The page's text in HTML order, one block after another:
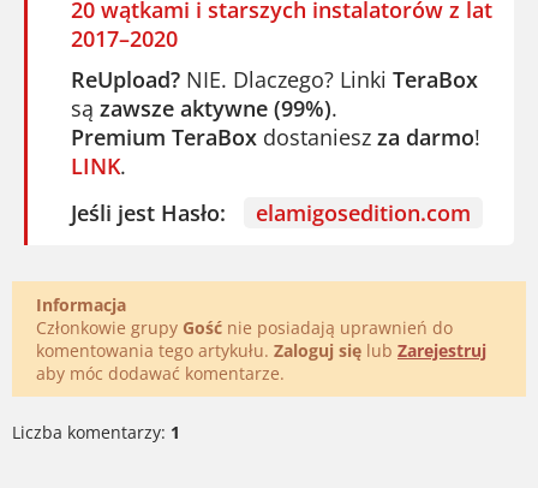
20 wątkami i starszych instalatorów z lat
2017–2020
ReUpload? NIE. Dlaczego? Linki TeraBox
są zawsze aktywne (99%).
Premium TeraBox dostaniesz za darmo!
LINK.
Jeśli jest Hasło:
elamigosedition.com
Informacja
Członkowie grupy Gość nie posiadają uprawnień do
komentowania tego artykułu. Zaloguj się lub Zarejestruj
aby móc dodawać komentarze.
Liczba komentarzy: 1